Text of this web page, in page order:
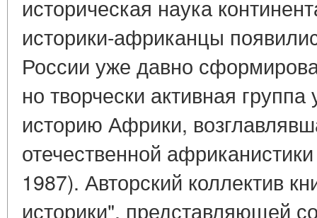
историческая наука
историки-африканцы
России уже давно
но творчески активная
историю Африки,
отечественной
1987). Авторский коллектив
историки", представляющей